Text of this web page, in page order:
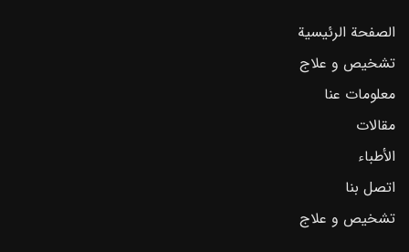
الصفحة الرئيسية
تشخیص و علاج
معلومات عنا
مقالات
الأطباء
اتصل بنا
تشخیص و علاج